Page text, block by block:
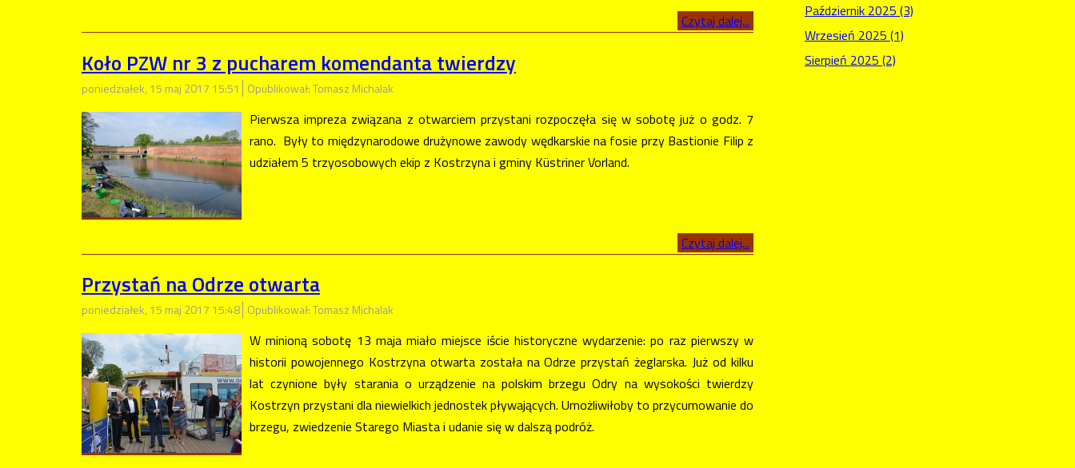
Czytaj dalej...
Koło PZW nr 3 z pucharem komendanta twierdzy
poniedziałek, 15 maj 2017 15:51 Opublikował: Tomasz Michalak
Pierwsza impreza związana z otwarciem przystani rozpoczęła się w sobotę już o godz. 7
rano. Były to międzynarodowe drużynowe zawody wędkarskie na fosie przy Bastionie Filip z
udziałem 5 trzyosobowych ekip z Kostrzyna i gminy Küstriner Vorland.
Czytaj dalej...
Przystań na Odrze otwarta
poniedziałek, 15 maj 2017 15:48 Opublikował: Tomasz Michalak
W minioną sobotę 13 maja miało miejsce iście historyczne wydarzenie: po raz pierwszy w
historii powojennego Kostrzyna otwarta została na Odrze przystań żeglarska. Już od kilku
lat czynione były starania o urządzenie na polskim brzegu Odry na wysokości twierdzy
Kostrzyn przystani dla niewielkich jednostek pływających. Umożliwiłoby to przycumowanie do
brzegu, zwiedzenie Starego Miasta i udanie się w dalszą podróż.
Październik 2025 (3)
Wrzesień 2025 (1)
Sierpień 2025 (2)